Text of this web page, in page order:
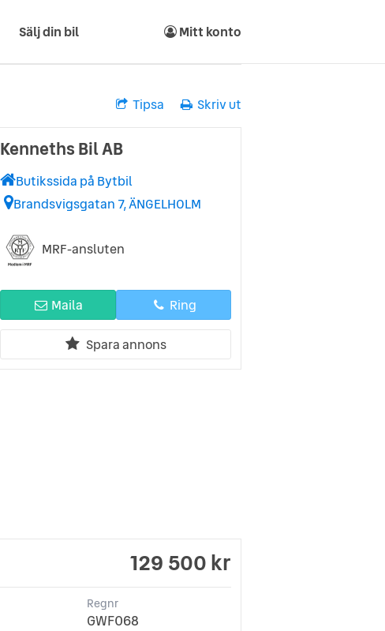
Sälj din bil Mitt konto
Tipsa Skriv ut
Kenneths Bil AB
Butikssida på Bytbil
Brandsvigsgatan 7, ÄNGELHOLM
MRF-ansluten
Maila Ring
Spara annons
129 500 kr
Regnr
GWF068